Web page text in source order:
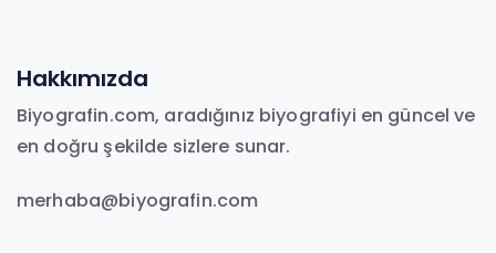
Hakkımızda
Biyografin.com, aradığınız biyografiyi en güncel ve
en doğru şekilde sizlere sunar.
merhaba@biyografin.com